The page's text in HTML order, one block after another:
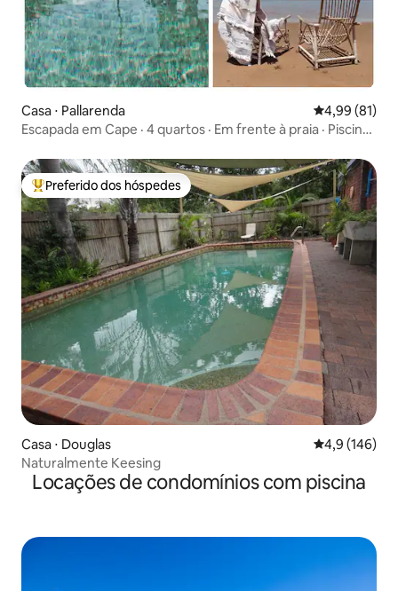
Casa ⋅ Pallarenda 4,99 de uma
4,99 (81)
Escapada em Cape · 4 quartos · Em frente à praia · Piscina ·
Entre os melhores preferidos dos hóspedes
Preferido dos hóspedes
Casa ⋅ Douglas 4,9 de uma
4,9 (146)
Naturalmente Keesing
Locações de condomínios com piscina